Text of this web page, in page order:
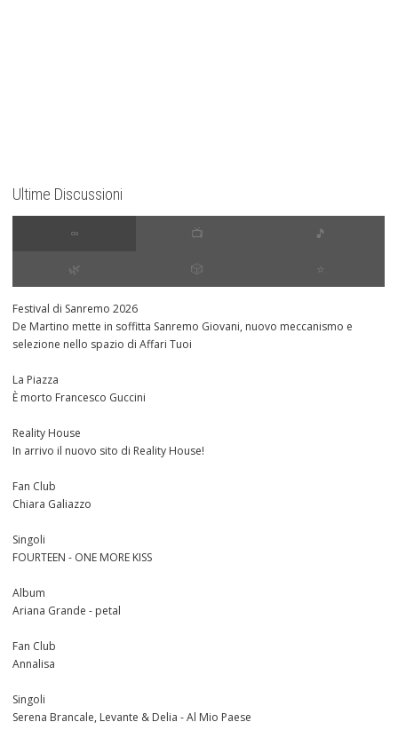
Ultime Discussioni
∞ 📺 🎵
🌿 🎲 ⭐️
Festival di Sanremo 2026
De Martino mette in soffitta Sanremo Giovani, nuovo meccanismo e
selezione nello spazio di Affari Tuoi
La Piazza
È morto Francesco Guccini
Reality House
In arrivo il nuovo sito di Reality House!
Fan Club
Chiara Galiazzo
Singoli
FOURTEEN - ONE MORE KISS
Album
Ariana Grande - petal
Fan Club
Annalisa
Singoli
Serena Brancale, Levante & Delia - Al Mio Paese